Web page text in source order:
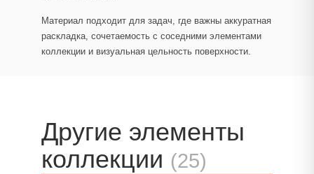
Материал подходит для задач, где важны аккуратная
раскладка, сочетаемость с соседними элементами
коллекции и визуальная цельность поверхности.
Другие элементы
коллекции (25)